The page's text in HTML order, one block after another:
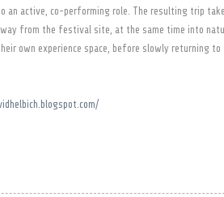
an active, co-performing role. The resulting trip
from the festival site, at the same time into
own experience space, before slowly returning to